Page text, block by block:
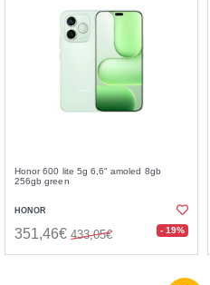
Honor 600 lite 5g 6,6" amoled 8gb
256gb green
HONOR
351,46€ 433,05€ - 19%